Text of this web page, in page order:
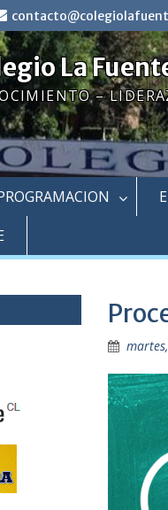
La
–